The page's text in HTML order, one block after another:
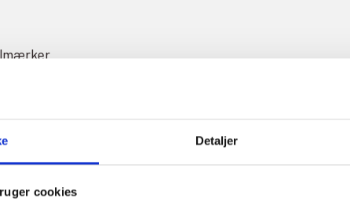
Detaljer
cookies